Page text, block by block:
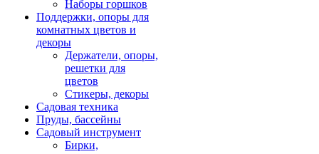
Наборы горшков
Поддержки, опоры для
комнатных цветов и
декоры
Держатели, опоры,
решетки для
цветов
Стикеры, декоры
Садовая техника
Пруды, бассейны
Садовый инструмент
Бирки,